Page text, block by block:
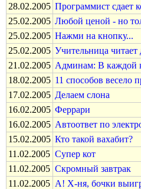
28.02.2005 Программист сдает
25.02.2005 Любой ценой - но
25.02.2005 Нажми на кнопку...
25.02.2005 Учительница читает
21.02.2005 Админам: В каждой
18.02.2005 11 способов весело
17.02.2005 Делаем слона
16.02.2005 Феррари
16.02.2005 Автоответ по
15.02.2005 Кто такой вахабит?
11.02.2005 Супер кот
11.02.2005 Скромный завтрак
11.02.2005 А! Х-ня, бочки